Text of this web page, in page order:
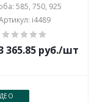
585, 750, 925
i4489
365.85 руб./шт